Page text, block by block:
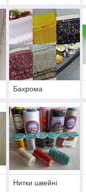
намиста
Бахрома
Нитки швейні